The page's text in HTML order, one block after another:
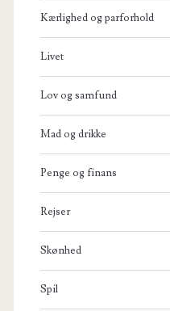
Kærlighed og parforhold
Livet
Lov og samfund
Mad og drikke
Penge og finans
Rejser
Skønhed
Spil